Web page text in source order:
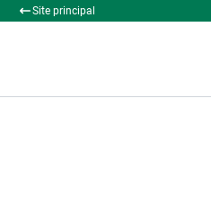
Site principal